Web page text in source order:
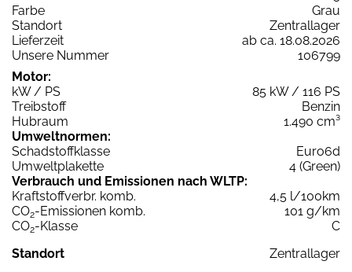
Farbe
Grau
Standort
Zentrallager
Lieferzeit
ab ca. 18.08.2026
Unsere Nummer
106799
Motor:
kW / PS
85 kW / 116 PS
Treibstoff
Benzin
Hubraum
1.490 cm³
Umweltnormen:
Schadstoffklasse
Euro6d
Umweltplakette
4 (Green)
Verbrauch und Emissionen nach WLTP:
Kraftstoffverbr. komb.
4,5 l/100km
CO2-Emissionen komb.
101 g/km
CO2-Klasse
C
Standort
Zentrallager